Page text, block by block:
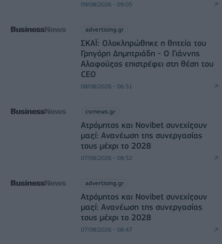
09/08/2026 - 09:05
advertising.gr
ΣΚΑΪ: Ολοκληρώθηκε η θητεία του
Γρηγόρη Δημητριάδη - Ο Γιάννης
Αλαφούζος επιστρέφει στη θέση του
CEO
08/08/2026 - 06:51
csrnews.gr
Ατρόμητος και Novibet συνεχίζουν
μαζί: Ανανέωση της συνεργασίας
τους μέχρι το 2028
07/08/2026 - 08:52
advertising.gr
Ατρόμητος και Novibet συνεχίζουν
μαζί: Ανανέωση της συνεργασίας
τους μέχρι το 2028
07/08/2026 - 08:47